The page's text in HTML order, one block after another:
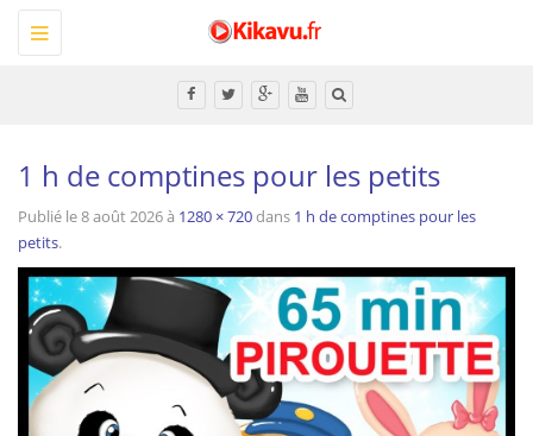
Toggle
navigation
1 h de comptines pour les petits
Publié le8 août 2026à 1280 × 720dans 1 h de comptines pour les
petits.